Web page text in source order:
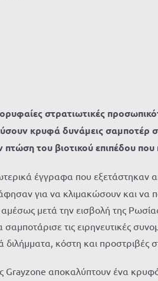
στρατιωτικές
κρυφά δυνάμεις σαμποτέρ
πτώση του βιοτικού επιπέδου
έγγραφα που εξετάστηκαν
για να κλιμακώσουν και να
μετά την εισβολή της
τις ειρηνευτικές
διλήμματα, κόστη και προστριβές
αποκαλύπτουν ένα